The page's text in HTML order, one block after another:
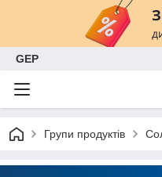
GEP
Групи продуктів